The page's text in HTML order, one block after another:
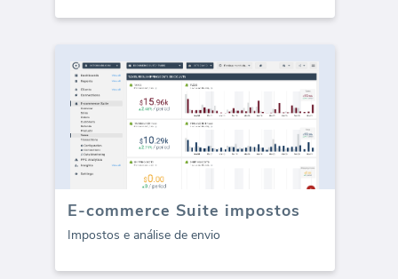
E-commerce Suite impostos
Impostos e análise de envio